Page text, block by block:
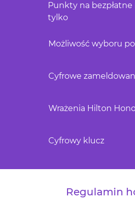
Punkty na
tylko
Możliwość wyboru
Cyfrowe
Wrażenia Hilton
Cyfrowy klucz
Regulamin